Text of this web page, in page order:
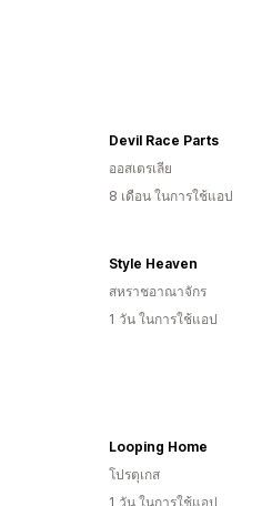
Devil Race Parts
ออสเตรเลีย
8 เดือน ในการใช้แอป
Style Heaven
สหราชอาณาจักร
1 วัน ในการใช้แอป
Looping Home
โปรตุเกส
1 วัน ในการใช้แอป